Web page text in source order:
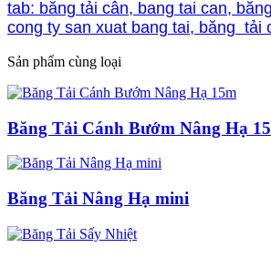
tab: băng tải cân, bang tai can,
cong ty san xuat bang tai, băng tải
Sản phẩm cùng loại
Băng Tải Cánh Bướm Nâng Hạ
Băng Tải Nâng Hạ mini